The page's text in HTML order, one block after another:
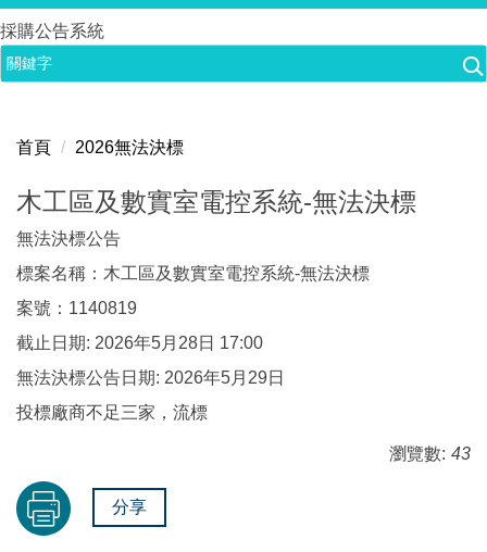
跳
到
主
容
採購公告系統
首頁 2026無法決標
木工區及數實室電控系統-無法決標
無法決標公告
標案名稱：木工區及數實室電控系統-無法決標
案號：1140819
截止日期: 2026年5月28日 17:00
無法決標公告日期: 2026年5月29日
投標廠商不足三家，流標
瀏覽數: 43
分享